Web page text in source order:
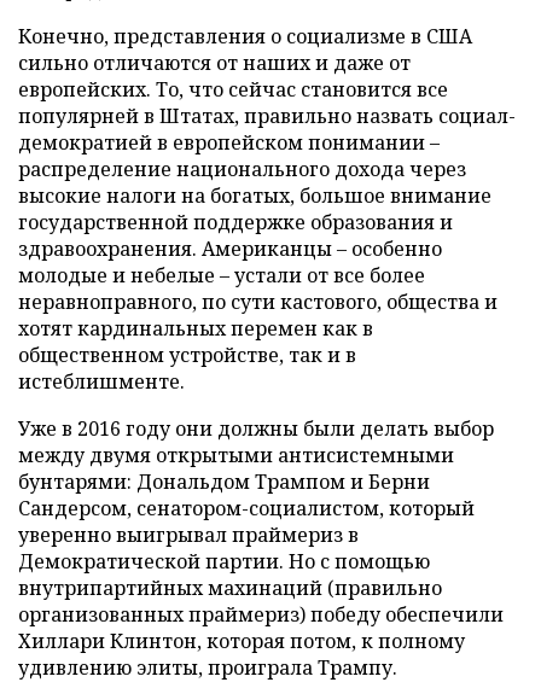
Конечно, представления о социализме в США
сильно отличаются от наших и даже от
европейских. То, что сейчас становится все
популярней в Штатах, правильно назвать социал-
демократией в европейском понимании –
распределение национального дохода через
высокие налоги на богатых, большое внимание
государственной поддержке образования и
здравоохранения. Американцы – особенно
молодые и небелые – устали от все более
неравноправного, по сути кастового, общества и
хотят кардинальных перемен как в
общественном устройстве, так и в
истеблишменте.
Уже в 2016 году они должны были делать выбор
между двумя открытыми антисистемными
бунтарями: Дональдом Трампом и Берни
Сандерсом, сенатором-социалистом, который
уверенно выигрывал праймериз в
Демократической партии. Но с помощью
внутрипартийных махинаций (правильно
организованных праймериз) победу обеспечили
Хиллари Клинтон, которая потом, к полному
удивлению элиты, проиграла Трампу.